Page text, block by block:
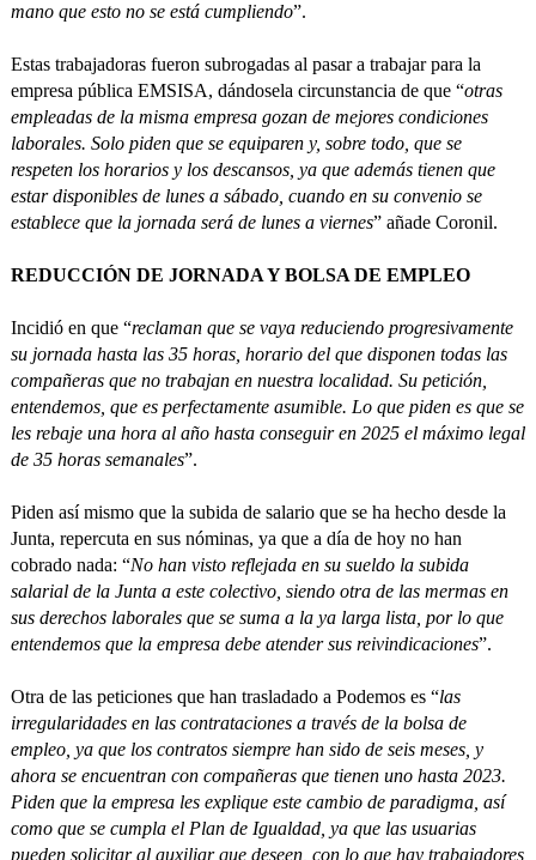
mano que esto no se está cumpliendo”.
Estas trabajadoras fueron subrogadas al pasar a trabajar para la
empresa pública EMSISA, dándosela circunstancia de que “otras
empleadas de la misma empresa gozan de mejores condiciones
laborales. Solo piden que se equiparen y, sobre todo, que se
respeten los horarios y los descansos, ya que además tienen que
estar disponibles de lunes a sábado, cuando en su convenio se
establece que la jornada será de lunes a viernes” añade Coronil.
REDUCCIÓN DE JORNADA Y BOLSA DE EMPLEO
Incidió en que “reclaman que se vaya reduciendo progresivamente
su jornada hasta las 35 horas, horario del que disponen todas las
compañeras que no trabajan en nuestra localidad. Su petición,
entendemos, que es perfectamente asumible. Lo que piden es que se
les rebaje una hora al año hasta conseguir en 2025 el máximo legal
de 35 horas semanales”.
Piden así mismo que la subida de salario que se ha hecho desde la
Junta, repercuta en sus nóminas, ya que a día de hoy no han
cobrado nada: “No han visto reflejada en su sueldo la subida
salarial de la Junta a este colectivo, siendo otra de las mermas en
sus derechos laborales que se suma a la ya larga lista, por lo que
entendemos que la empresa debe atender sus reivindicaciones”.
Otra de las peticiones que han trasladado a Podemos es “las
irregularidades en las contrataciones a través de la bolsa de
empleo, ya que los contratos siempre han sido de seis meses, y
ahora se encuentran con compañeras que tienen uno hasta 2023.
Piden que la empresa les explique este cambio de paradigma, así
como que se cumpla el Plan de Igualdad, ya que las usuarias
pueden solicitar al auxiliar que deseen, con lo que hay trabajadores